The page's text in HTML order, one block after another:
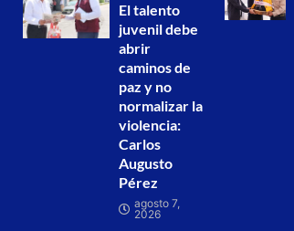
El talento
juvenil debe
abrir
caminos de
paz y no
normalizar la
violencia:
Carlos
Augusto
Pérez
agosto 7,
2026